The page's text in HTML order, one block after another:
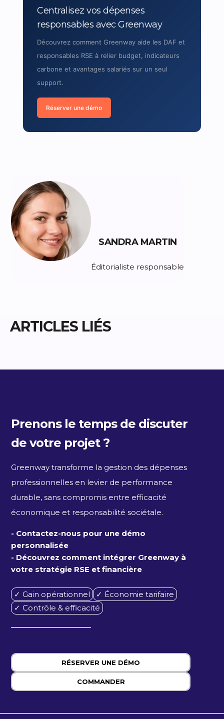
Centralisez vos dépenses
responsables avec Greenway
Découvrez comment Greenway aide les DAF et
responsables RSE à relier budget, indicateurs
carbone et avantages salariés sur un seul
support.
Réserver une démo
SANDRA MARTIN
Éditorialiste responsable
ARTICLES LIÉS
Prenons le temps de discuter
de votre projet ?
Greenway transforme la gestion des dépenses
professionnelles en levier de performance
durable, sans compromis entre efficacité
économique et responsabilité sociétale.
- Contactez-nous pour une démo
personnalisée
- Découvrez comment intégrer Greenway à
votre stratégie RSE et financière
✓ Gain opérationnel
✓ Économie tarifaire
✓ Contrôle & efficacité
RÉSERVER UNE DÉMO
COMMANDER